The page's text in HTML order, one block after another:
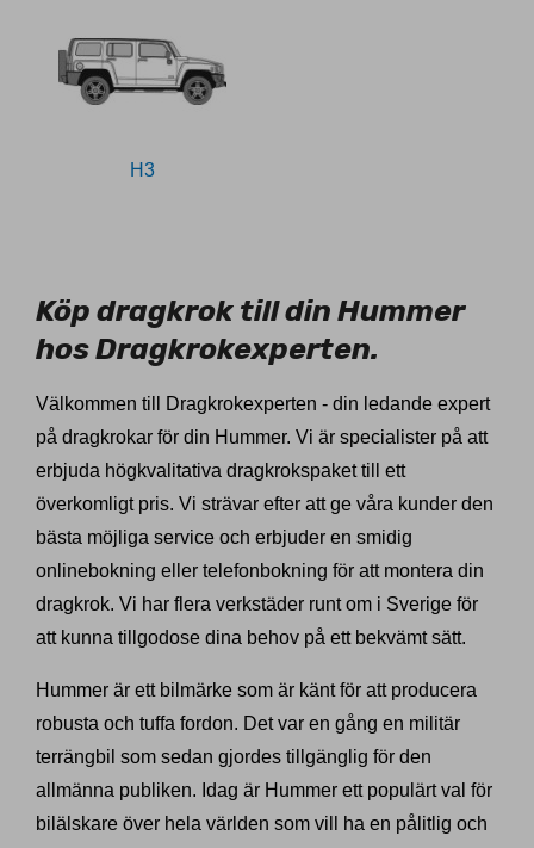
H3
Köp dragkrok till din Hummer
hos Dragkrokexperten.
Välkommen till Dragkrokexperten - din ledande expert
på dragkrokar för din Hummer. Vi är specialister på att
erbjuda högkvalitativa dragkrokspaket till ett
överkomligt pris. Vi strävar efter att ge våra kunder den
bästa möjliga service och erbjuder en smidig
onlinebokning eller telefonbokning för att montera din
dragkrok. Vi har flera verkstäder runt om i Sverige för
att kunna tillgodose dina behov på ett bekvämt sätt.
Hummer är ett bilmärke som är känt för att producera
robusta och tuffa fordon. Det var en gång en militär
terrängbil som sedan gjordes tillgänglig för den
allmänna publiken. Idag är Hummer ett populärt val för
bilälskare över hela världen som vill ha en pålitlig och